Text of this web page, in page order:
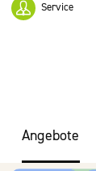
Service
Angebote